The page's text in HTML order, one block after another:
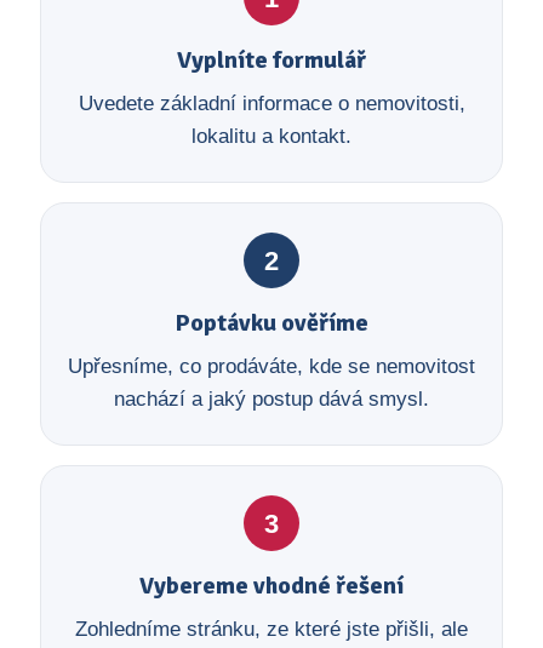
Vyplníte formulář
Uvedete základní informace o nemovitosti,
lokalitu a kontakt.
2
Poptávku ověříme
Upřesníme, co prodáváte, kde se nemovitost
nachází a jaký postup dává smysl.
3
Vybereme vhodné řešení
Zohledníme stránku, ze které jste přišli, ale